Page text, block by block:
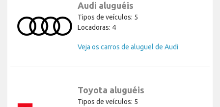
Audi aluguéis
Tipos de veículos: 5
Locadoras: 4
Veja os carros de aluguel de Audi
Toyota aluguéis
Tipos de veículos: 5